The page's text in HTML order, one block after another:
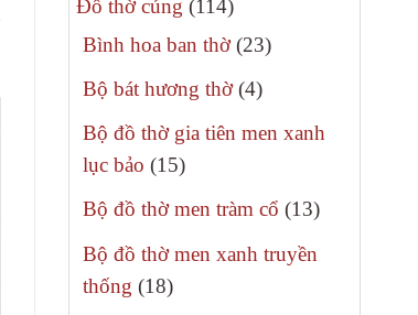
Đồ thờ cúng 114114
sản
Bình hoa ban thờ 2323
Bộ bát hương thờ 44
Bộ đồ thờ gia tiên men xanh
lục bảo
1515
Bộ đồ thờ men tràm cổ 1313
Bộ đồ thờ men xanh truyền
thống
1818